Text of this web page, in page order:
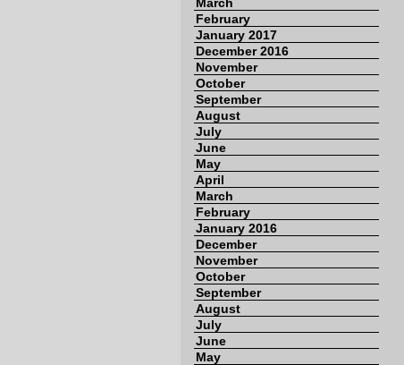
February
January 2017
December 2016
November
October
September
August
July
June
May
April
March
February
January 2016
December
November
October
September
August
July
June
May